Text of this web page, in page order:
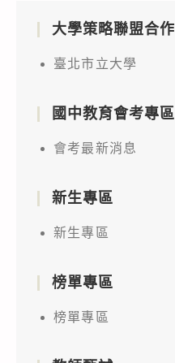
大學策略聯盟合作
臺北市立大學
國中教育會考專區
會考最新消息
新生專區
新生專區
榜單專區
榜單專區